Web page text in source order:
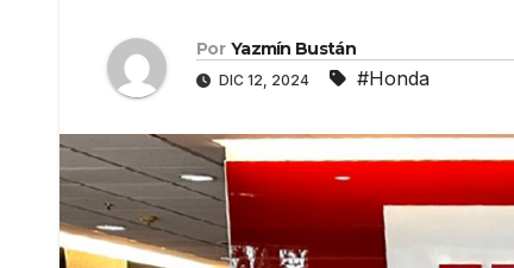
Por Yazmín Bustán
DIC 12, 2024 #Honda